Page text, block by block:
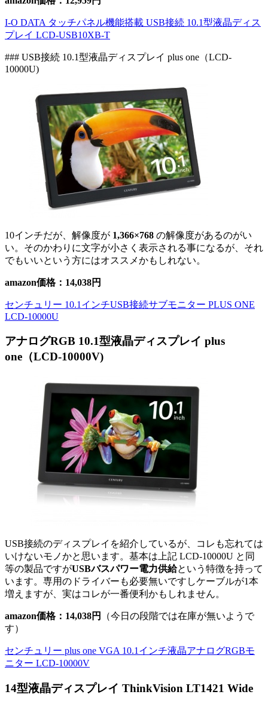
I-O DATA タッチパネル機能搭載 USB接続 10.1型液晶ディス
プレイ LCD-USB10XB-T
### USB接続 10.1型液晶ディスプレイ plus one（LCD-
10000U)
10インチだが、解像度が 1,366×768 の解像度があるのがい
い。そのかわりに文字が小さく表示される事になるが、それ
でもいいという方にはオススメかもしれない。
amazon価格：14,038円
センチュリー 10.1インチUSB接続サブモニター PLUS ONE
LCD-10000U
アナログRGB 10.1型液晶ディスプレイ plus
one（LCD-10000V)
USB接続のディスプレイを紹介しているが、コレも忘れては
いけないモノかと思います。基本は上記 LCD-10000U と同
等の製品ですがUSBバスパワー電力供給という特徴を持って
います。専用のドライバーも必要無いですしケーブルが1本
増えますが、実はコレが一番便利かもしれません。
amazon価格：14,038円
（今日の段階では在庫が無いようで
す）
センチュリー plus one VGA 10.1インチ液晶アナログRGBモ
ニター LCD-10000V
14型液晶ディスプレイ ThinkVision LT1421 Wide